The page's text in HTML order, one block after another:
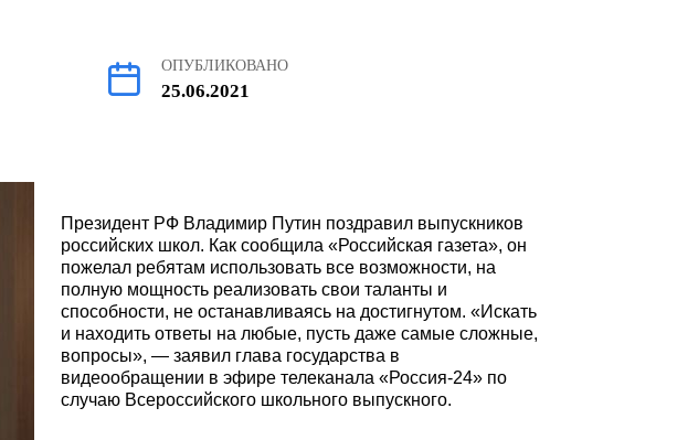
ОПУБЛИКОВАНО
25.06.2021
Президент РФ Владимир Путин поздравил выпускников
российских школ. Как сообщила «Российская газета», он
пожелал ребятам использовать все возможности, на
полную мощность реализовать свои таланты и
способности, не останавливаясь на достигнутом. «Искать
и находить ответы на любые, пусть даже самые сложные,
вопросы», — заявил глава государства в
видеообращении в эфире телеканала «Россия-24» по
случаю Всероссийского школьного выпускного.